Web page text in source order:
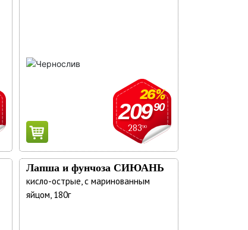
28390
26%
20990
Лапша и фунчоза СИЮАНЬ
кисло-острые, с маринованным
яйцом, 180г